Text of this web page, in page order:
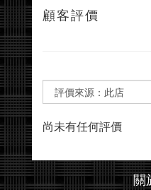
顧客評價
尚未有任何評價
關